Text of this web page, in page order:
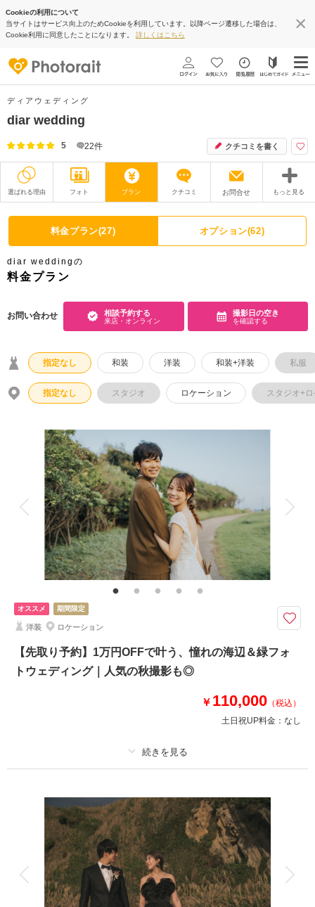
Cookieの利用について
当サイトはサービス向上のためCookieを利用しています。以降ページ遷移した場合は、
Cookie利用に同意したことになります。 詳しくはこちら
ディアウェディング
diar wedding
5 22件 クチコミを書く
選ばれる理由 フォト プラン クチコミ お問合せ もっと見る
撮影レポート フォトグラファー
衣装 ムービー
オプション
アクセス/TEL スタジオトップ
こだわりポイント
海での撮影
動画の作成 衣装追加無料
神社・寺院での撮影
人気スポットでの撮影
持ち込み衣装
豊富なドレス
豊富な色打掛・着物
ヘアメイクリハーサル
料金プラン(27) オプション(62)
diar weddingの
料金プラン
お問い合わせ 相談予約する
来店・オンライン
撮影日の空き
を確認する
指定なし 和装 洋装 和装+洋装 私服
指定なし スタジオ ロケーション スタジオ+
オススメ 期間限定
洋装 ロケーション
【先取り予約】1万円OFFで叶う、憧れの海辺＆緑フォ
トウェディング｜人気の秋撮影も◎
￥ 110,000 （税込）
土日祝UP料金： なし
撮影料 新婦衣装1着 新郎衣装1着
着付け ヘアメイク 小物一式
アルバム データ 100 カット 台紙付写真
衣装追加 会食 挙式
家族と撮影 家族用衣装レンタル ペットと撮影